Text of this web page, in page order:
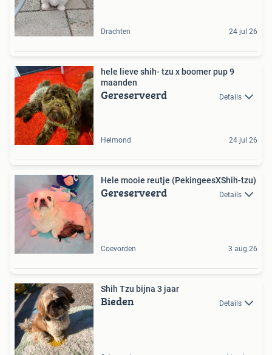
Drachten 24 jul 26
hele lieve shih- tzu x boomer pup 9
maanden
Gereserveerd Details
Helmond 24 jul 26
Hele mooie reutje (PekingeesXShih-tzu)
Gereserveerd Details
Coevorden 3 aug 26
Shih Tzu bijna 3 jaar
Bieden Details